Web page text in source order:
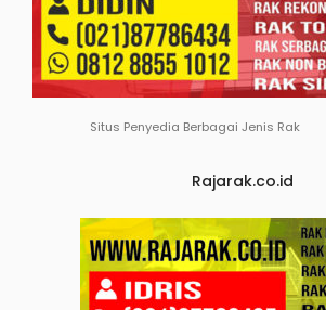
Situs Penyedia Berbagai Jenis Rak
Rajarak.co.id